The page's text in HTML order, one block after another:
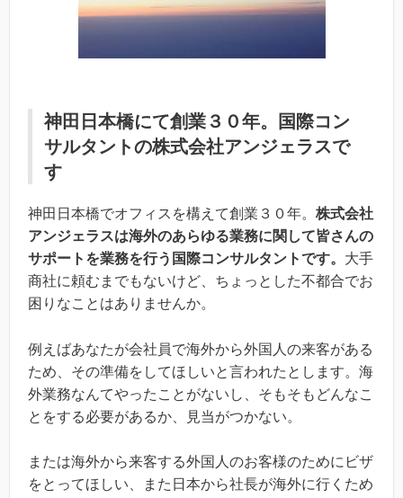
神田日本橋にて創業３０年。国際コン
サルタントの株式会社アンジェラスで
す
神田日本橋でオフィスを構えて創業３０年。 株式会社
アンジェラスは海外のあらゆる業務に関して皆さんの
サポートを業務を行う国際コンサルタントです。 大手
商社に頼むまでもないけど、ちょっとした不都合でお
困りなことはありませんか。
例えばあなたが会社員で海外から外国人の来客がある
ため、その準備をしてほしいと言われたとします。海
外業務なんてやったことがないし、そもそもどんなこ
とをする必要があるか、見当がつかない。
または海外から来客する外国人のお客様のためにビザ
をとってほしい、また日本から社長が海外に行くため